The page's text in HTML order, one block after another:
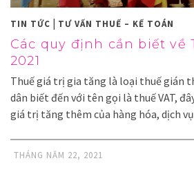
TIN TỨC | TƯ VẤN THUẾ – KẾ TOÁN
Các quy định cần biết về
2021
Thuế giá trị gia tăng là loại thuế gián
dân biết đến với tên gọi là thuế VAT,
giá trị tăng thêm của hàng hóa, dịch
THÁNG NĂM 22, 2021